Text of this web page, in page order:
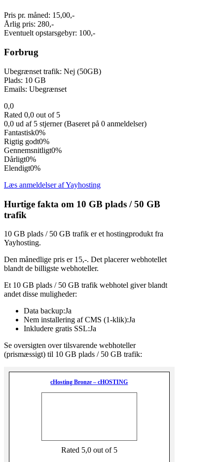
Pris pr. måned: 15,00,-
Årlig pris: 280,-
Eventuelt opstarsgebyr: 100,-
Forbrug
Ubegrænset trafik: Nej (50GB)
Plads: 10 GB
Emails: Ubegrænset
0,0
Rated 0,0 out of 5
0,0 ud af 5 stjerner (Baseret på 0 anmeldelser)
Fantastisk0%
Rigtig godt0%
Gennemsnitligt0%
Dårligt0%
Elendigt0%
Læs anmeldelser af Yayhosting
Hurtige fakta om 10 GB plads / 50 GB
trafik
10 GB plads / 50 GB trafik er et hostingprodukt fra
Yayhosting.
Den månedlige pris er 15,-. Det placerer webhotellet
blandt de billigste webhoteller.
Et 10 GB plads / 50 GB trafik webhotel giver blandt
andet disse muligheder:
Data backup:Ja
Nem installering af CMS (1-klik):Ja
Inkludere gratis SSL:Ja
Se oversigten over tilsvarende webhoteller
(prismæssigt) til 10 GB plads / 50 GB trafik:
cHosting Bronze – cHOSTING
Rated 5,0 out of 5